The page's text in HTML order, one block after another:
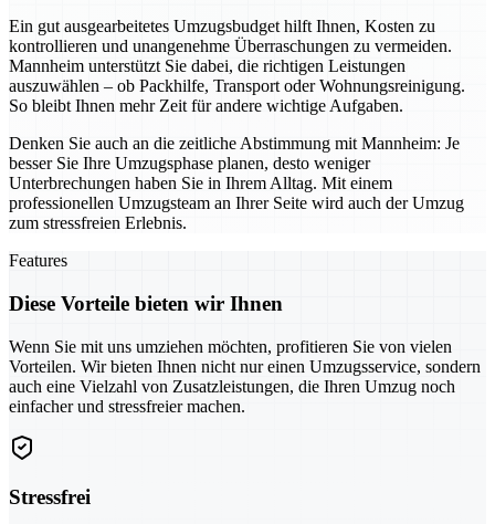
Ein gut ausgearbeitetes Umzugsbudget hilft Ihnen, Kosten zu
kontrollieren und unangenehme Überraschungen zu vermeiden.
Mannheim unterstützt Sie dabei, die richtigen Leistungen
auszuwählen – ob Packhilfe, Transport oder Wohnungsreinigung.
So bleibt Ihnen mehr Zeit für andere wichtige Aufgaben.
Denken Sie auch an die zeitliche Abstimmung mit Mannheim: Je
besser Sie Ihre Umzugsphase planen, desto weniger
Unterbrechungen haben Sie in Ihrem Alltag. Mit einem
professionellen Umzugsteam an Ihrer Seite wird auch der Umzug
zum stressfreien Erlebnis.
Features
Diese Vorteile bieten wir Ihnen
Wenn Sie mit uns umziehen möchten, profitieren Sie von vielen
Vorteilen. Wir bieten Ihnen nicht nur einen Umzugsservice, sondern
auch eine Vielzahl von Zusatzleistungen, die Ihren Umzug noch
einfacher und stressfreier machen.
Stressfrei